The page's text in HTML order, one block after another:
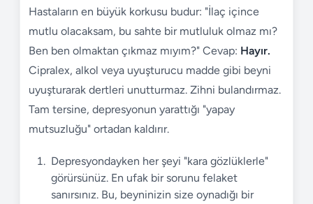
Hastaların en büyük korkusu budur: "İlaç içince
mutlu olacaksam, bu sahte bir mutluluk olmaz mı?
Ben ben olmaktan çıkmaz mıyım?" Cevap: Hayır.
Cipralex, alkol veya uyuşturucu madde gibi beyni
uyuşturarak dertleri unutturmaz. Zihni bulandırmaz.
Tam tersine, depresyonun yarattığı "yapay
mutsuzluğu" ortadan kaldırır.
Depresyondayken her şeyi "kara gözlüklerle"
görürsünüz. En ufak bir sorunu felaket
sanırsınız. Bu, beyninizin size oynadığı bir